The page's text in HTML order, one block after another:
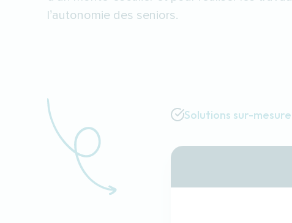
l’autonomie des seniors.
Solutions sur-mesure